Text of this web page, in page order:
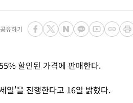
공유하기
할인된 가격에 판매한다.
일'을 진행한다고 16일 밝혔다.